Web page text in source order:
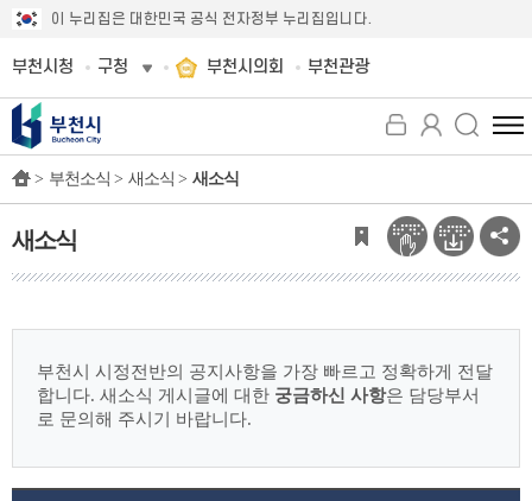
이 누리집은 대한민국 공식 전자정부 누리집입니다.
부천시청 구청 부천시의회 부천관광
전
체
뉴
보
기
> 부천소식 > 새소식 > 새소식
새소식
부천시 시정전반의 공지사항을 가장 빠르고 정확하게 전달
합니다. 새소식 게시글에 대한 궁금하신 사항은 담당부서
로 문의해 주시기 바랍니다.